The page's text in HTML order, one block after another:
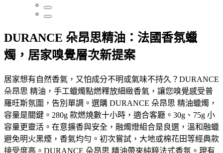
DURANCE 朵昂思精油：法國香氛蠟
燭，居家嗅覺層次新提案
居家想有自然香氣，又怕成分不明或氣味不持久？DURANCE
朵昂思 精油，手工蠟燭點燃釋放細緻香氣，讓您嗅覺感受普
羅旺斯氛圍，告別單調。選購 DURANCE 朵昂思 精油蠟燭，
容量是關鍵。280g 款燃燒數十小時，適合客廳。30g、75g 小
容量更靈活。在意擴香與安全，融燭燈組合是良選，溫和融蠟
避免明火黑煙，香氣均勻。初次嘗試，大地或棉花田等經典款
接受度高。DURANCE 朵昂思 精油帶來純粹法式香氛。現有